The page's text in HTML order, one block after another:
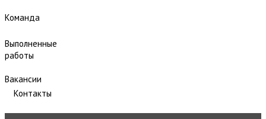
Команда
Выполненные
работы
Вакансии
Контакты